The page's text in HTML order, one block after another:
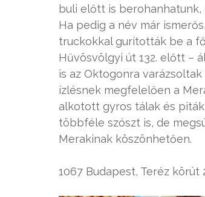
buli előtt is
Ha pedig a név már
truckokkal gurították be a
Hűvösvölgyi út 132. előtt –
is az Oktogonra
ízlésnek megfelelően a
alkotott gyros tálak és
többféle szószt is, de
Merakinak köszönhetően.
1067 Budapest, Teréz körút